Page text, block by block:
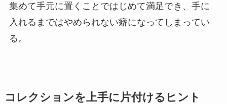
集めて手元に置くことではじめて満足でき、手に
入れるまではやめられない癖になってしまってい
る。
コレクションを上手に片付けるヒント